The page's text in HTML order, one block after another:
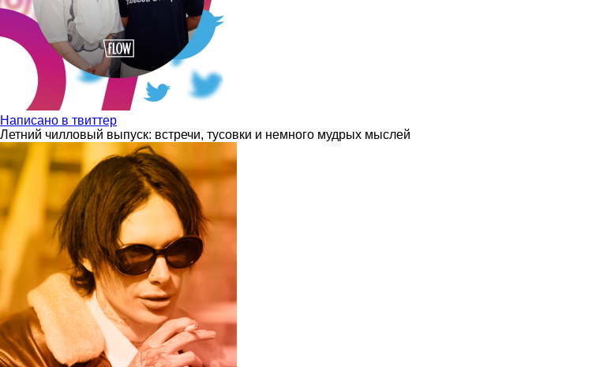
Написано в твиттер
Летний чилловый выпуск: встречи, тусовки и немного мудрых мыслей